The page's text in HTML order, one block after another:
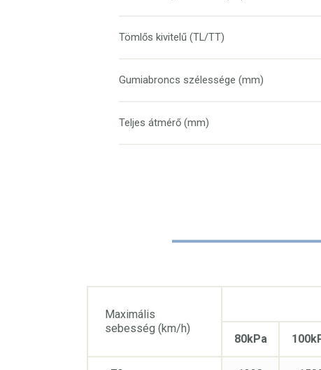
Tömlős kivitelű (TL/TT)
Gumiabroncs szélessége (mm)
Teljes átmérő (mm)
Maximális
sebesség (km/h)
80kPa